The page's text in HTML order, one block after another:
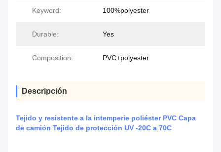
Keyword: 100%polyester
Durable: Yes
Composition: PVC+polyester
Descripción
Tejido y resistente a la intemperie poliéster PVC Capa
de camión Tejido de protección UV -20C a 70C